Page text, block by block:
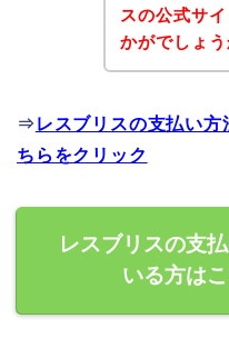
スの公式サ
かがでしょう
⇒ レスブリスの支払い方
ちらをクリック
レスブリスの支
いる方は